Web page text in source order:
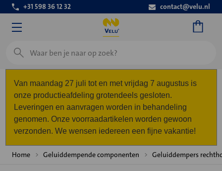
+31 598 36 12 32 contact@velu.nl
Zoeken
Van maandag 27 juli tot en met vrijdag 7 augustus is
onze productieafdeling grotendeels gesloten.
Leveringen en aanvragen worden in behandeling
genomen. Onze voorraadartikelen worden gewoon
verzonden. We wensen iedereen een fijne vakantie!
Home Geluiddempende componenten Geluiddempers